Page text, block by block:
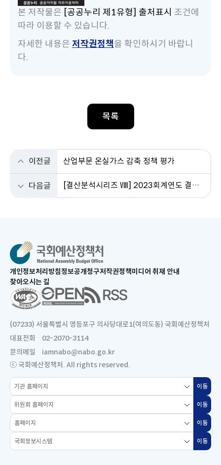
본 저작물은 [공공누리 제1유형] 출처표시 조건에
따라 이용할 수 있습니다.
자세한 내용은 저작권정책을 확인하시기 바랍니
다.
목록
이전글 산업부문 온실가스 감축 정책 평가
다음글 [결산분석시리즈 Ⅷ] 2023회계연도 결산 국회 시정요구사항에 대한 정부 조치결과 분석
개인정보처리방침새
으
로
림
정보공개청구저작권정책미디어 취재 안내
찾아오시는 길
새
창
로
열
림
(07233) 서울특별시 영등포구 의사당대로1(여의도동) 국회예산정책처
대표전화
02-2070-3114
문의메일
iamnabo@nabo.go.kr
ⓒ 국회예산정책처. All rights reserved.
소
관
기
관
홈
페
이
이동
창
으
로
열
림
위
원
회
홈
페
이
이동
창
으
로
열
홈
페
이
지
이동
창
으
국
회
이동
창